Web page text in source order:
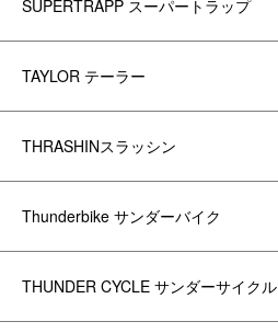
SUPERTRAPP スーパートラップ
TAYLOR テーラー
THRASHINスラッシン
Thunderbike サンダーバイク
THUNDER CYCLE サンダーサイクル